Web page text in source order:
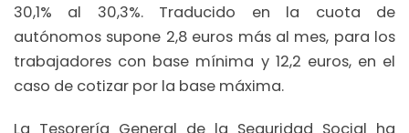
30,1% al 30,3%. Traducido en la cuota de
autónomos supone 2,8 euros más al mes, para los
trabajadores con base mínima y 12,2 euros, en el
caso de cotizar por la base máxima.